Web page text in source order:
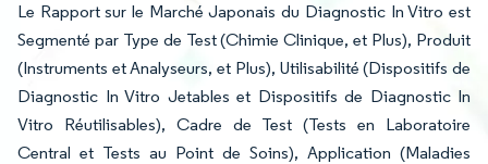
Le Rapport sur le Marché Japonais du Diagnostic In Vitro est
Segmenté par Type de Test (Chimie Clinique, et Plus), Produit
(Instruments et Analyseurs, et Plus), Utilisabilité (Dispositifs de
Diagnostic In Vitro Jetables et Dispositifs de Diagnostic In
Vitro Réutilisables), Cadre de Test (Tests en Laboratoire
Central et Tests au Point de Soins), Application (Maladies